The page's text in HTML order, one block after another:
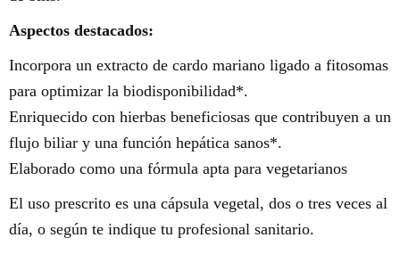
Aspectos destacados:
Incorpora un extracto de cardo mariano ligado a fitosomas
para optimizar la biodisponibilidad*.
Enriquecido con hierbas beneficiosas que contribuyen a un
flujo biliar y una función hepática sanos*.
Elaborado como una fórmula apta para vegetarianos
El uso prescrito es una cápsula vegetal, dos o tres veces al
día, o según te indique tu profesional sanitario.